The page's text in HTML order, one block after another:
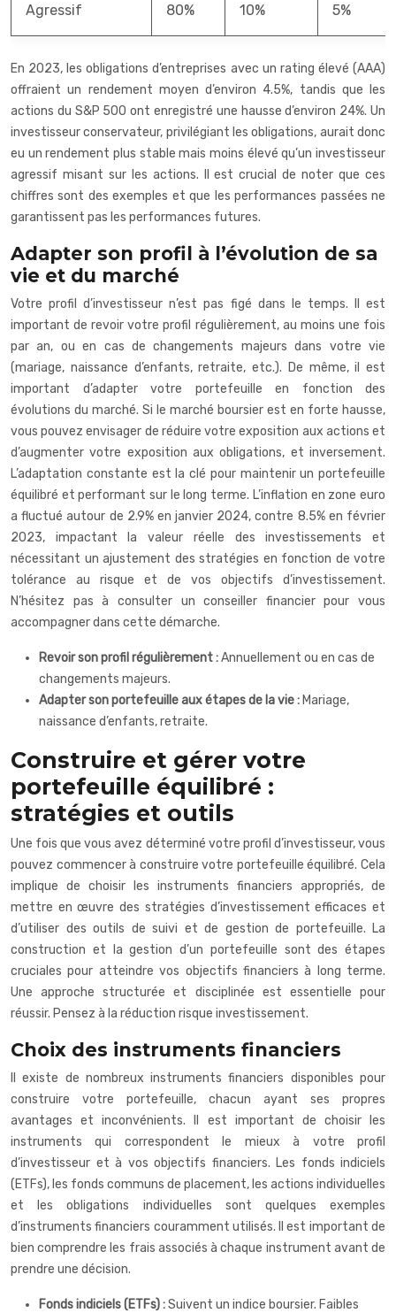
Agressif 80% 10% 5%
En 2023, les obligations d’entreprises avec un rating élevé (AAA)
offraient un rendement moyen d’environ 4.5%, tandis que les
actions du S&P 500 ont enregistré une hausse d’environ 24%. Un
investisseur conservateur, privilégiant les obligations, aurait donc
eu un rendement plus stable mais moins élevé qu’un investisseur
agressif misant sur les actions. Il est crucial de noter que ces
chiffres sont des exemples et que les performances passées ne
garantissent pas les performances futures.
Adapter son profil à l’évolution de sa
vie et du marché
Votre profil d’investisseur n’est pas figé dans le temps. Il est
important de revoir votre profil régulièrement, au moins une fois
par an, ou en cas de changements majeurs dans votre vie
(mariage, naissance d’enfants, retraite, etc.). De même, il est
important d’adapter votre portefeuille en fonction des
évolutions du marché. Si le marché boursier est en forte hausse,
vous pouvez envisager de réduire votre exposition aux actions et
d’augmenter votre exposition aux obligations, et inversement.
L’adaptation constante est la clé pour maintenir un portefeuille
équilibré et performant sur le long terme. L’inflation en zone euro
a fluctué autour de 2.9% en janvier 2024, contre 8.5% en février
2023, impactant la valeur réelle des investissements et
nécessitant un ajustement des stratégies en fonction de votre
tolérance au risque et de vos objectifs d’investissement.
N’hésitez pas à consulter un conseiller financier pour vous
accompagner dans cette démarche.
Revoir son profil régulièrement :Annuellement ou en cas de
changements majeurs.
Adapter son portefeuille aux étapes de la vie : Mariage,
naissance d’enfants, retraite.
Construire et gérer votre
portefeuille équilibré :
stratégies et outils
Une fois que vous avez déterminé votre profil d’investisseur, vous
pouvez commencer à construire votre portefeuille équilibré. Cela
implique de choisir les instruments financiers appropriés, de
mettre en œuvre des stratégies d’investissement efficaces et
d’utiliser des outils de suivi et de gestion de portefeuille. La
construction et la gestion d’un portefeuille sont des étapes
cruciales pour atteindre vos objectifs financiers à long terme.
Une approche structurée et disciplinée est essentielle pour
réussir. Pensez à la réduction risque investissement.
Choix des instruments financiers
Il existe de nombreux instruments financiers disponibles pour
construire votre portefeuille, chacun ayant ses propres
avantages et inconvénients. Il est important de choisir les
instruments qui correspondent le mieux à votre profil
d’investisseur et à vos objectifs financiers. Les fonds indiciels
(ETFs), les fonds communs de placement, les actions individuelles
et les obligations individuelles sont quelques exemples
d’instruments financiers couramment utilisés. Il est important de
bien comprendre les frais associés à chaque instrument avant de
prendre une décision.
Fonds indiciels (ETFs) :Suivent un indice boursier. Faibles